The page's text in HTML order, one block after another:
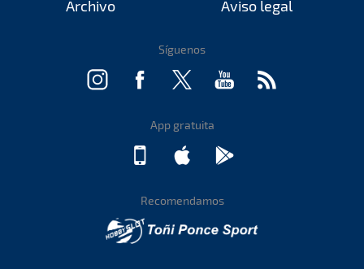
Archivo
Aviso legal
Síguenos
App gratuita
Recomendamos